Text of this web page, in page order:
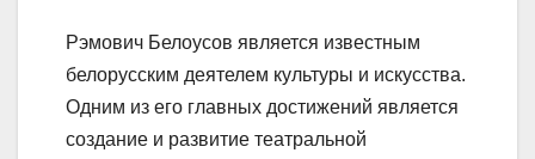
Рэмович Белоусов является известным
белорусским деятелем культуры и искусства.
Одним из его главных достижений является
создание и развитие театральной